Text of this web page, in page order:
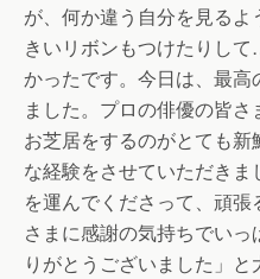
が、何か違う自分を見る
きいリボンもつけたりし
かったです。今日は、最高
ました。プロの俳優の皆
お芝居をするのがとても
な経験をさせていただき
を運んでくださって、頑
さまに感謝の気持ちでい
りがとうございました」と